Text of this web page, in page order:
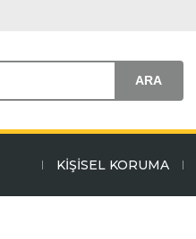
ARA
KİŞİSEL KORUMA